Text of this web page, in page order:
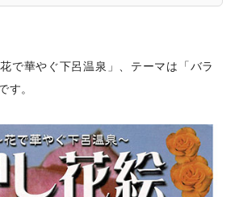
で華やぐ下呂温泉」、テーマは「バラ
す。